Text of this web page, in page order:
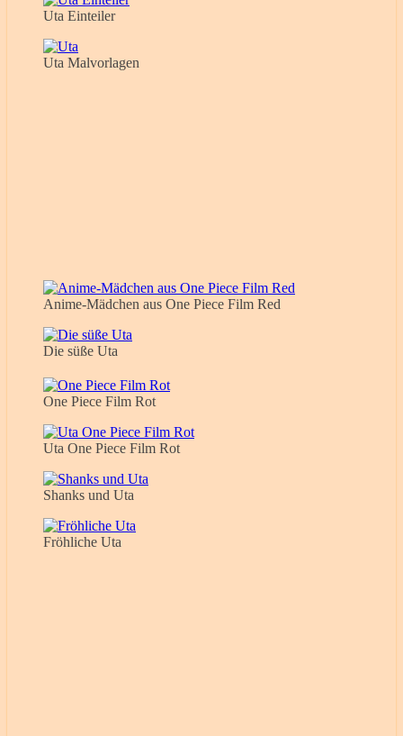
Uta Einteiler
Uta Malvorlagen
Anime-Mädchen aus One Piece Film Red
Die süße Uta
One Piece Film Rot
Uta One Piece Film Rot
Shanks und Uta
Fröhliche Uta